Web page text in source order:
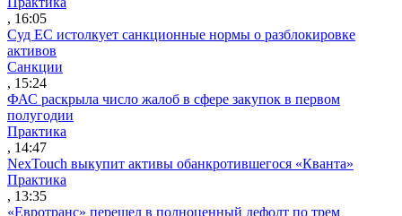
, 16:05
Суд ЕС истолкует санкционные нормы о разблокировке
активов
Санкции
, 15:24
ФАС раскрыла число жалоб в сфере закупок в первом
полугодии
Практика
, 14:47
NexTouch выкупит активы обанкротившегося «Кванта»
Практика
, 13:35
«Евротранс» перешел в полноценный дефолт по трем